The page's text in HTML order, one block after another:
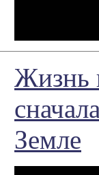
Жизнь
Земле